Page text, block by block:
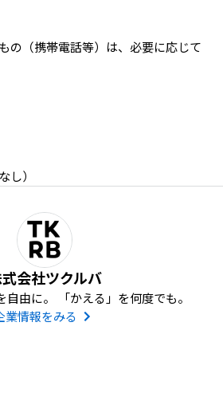
の（携帯電話等）は、必要に応じて
し）
会社ツクルバ
由に。 「かえる」を何度でも。
業情報をみる